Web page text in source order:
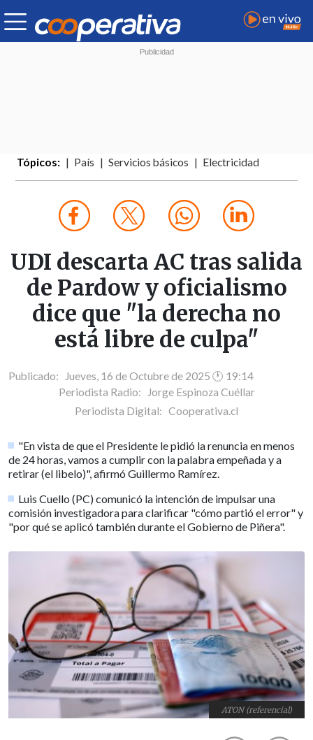
Tópicos: País Servicios básicos Electricidad
UDI descarta AC tras salida
de Pardow y oficialismo
dice que "la derecha no
está libre de culpa"
Publicado: Jueves, 16 de Octubre de 2025 🕐 19:14
Periodista Radio:
Jorge Espinoza Cuéllar
Periodista Digital: Cooperativa.cl
"En vista de que el Presidente le pidió la renuncia en menos
de 24 horas, vamos a cumplir con la palabra empeñada y a
retirar (el libelo)", afirmó Guillermo Ramírez.
Luis Cuello (PC) comunicó la intención de impulsar una
comisión investigadora para clarificar "cómo partió el error" y
"por qué se aplicó también durante el Gobierno de Piñera".
ATON (referencial)